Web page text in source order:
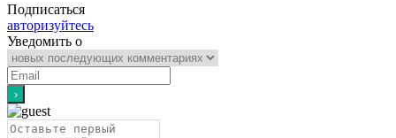
Подписаться
авторизуйтесь
Уведомить о